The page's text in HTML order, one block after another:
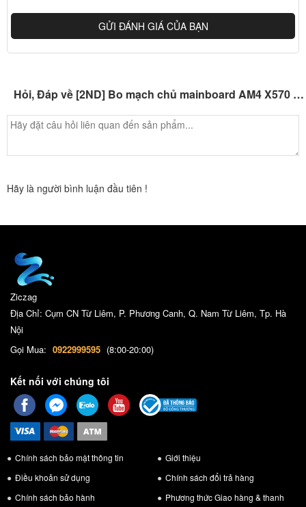
GỬI ĐÁNH GIÁ CỦA BẠN
Hỏi, Đáp về [2ND] Bo mạch chủ mainboard AM4 X570 Asus, Gigabyte, MSI, Asrock, Biostar, Colorful, Galax, Jginyue,...
Hãy là người bình luận đầu tiên !
Ziczag
Địa Chỉ: Cụm CN Từ Liêm, P. Phương Canh, Q. Nam Từ Liêm, Tp. Hà
Nội
Gọi Mua: 0922999595 (8:00-20:00)
Kết nối với chúng tôi
Chính sách bảo mật thông tin
Giới thiệu
Điều khoản sử dụng
Chính sách đổi trả hàng
Chính sách bảo hành
Phương thức Giao hàng & thanh